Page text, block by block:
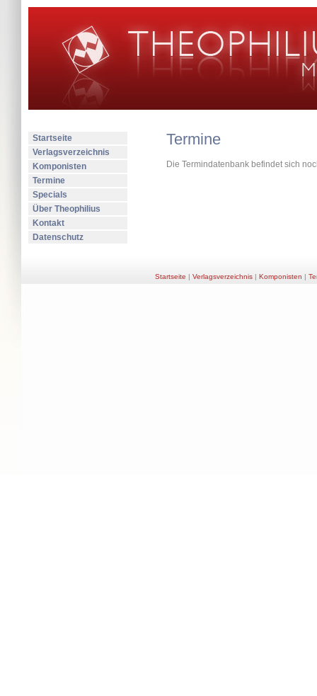
Startseite
Verlagsverzeichnis
Komponisten
Termine
Specials
Über Theophilius
Kontakt
Datenschutz
Termine
Die Termindatenbank befindet sich
Startseite | Verlagsverzeichnis| Komponisten |